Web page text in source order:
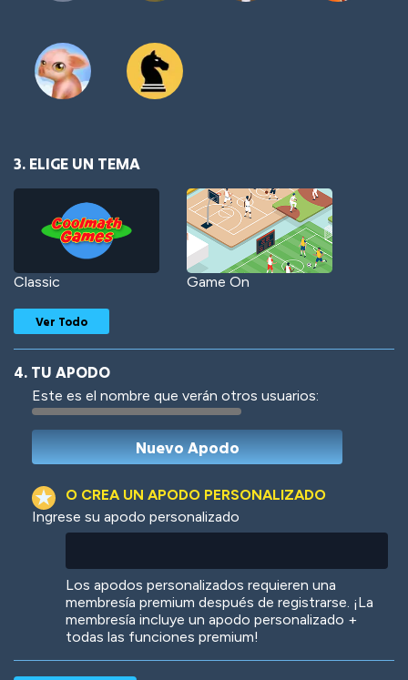
3. ELIGE UN TEMA
Classic Game On
Woof Jungle Cats
Ver Todo
4. TU APODO
Este es el nombre que verán otros usuarios:
O CREA UN APODO PERSONALIZADO
Ingrese su apodo personalizado
Los apodos personalizados requieren una
membresía premium después de registrarse. ¡La
membresía incluye un apodo personalizado +
todas las funciones premium!